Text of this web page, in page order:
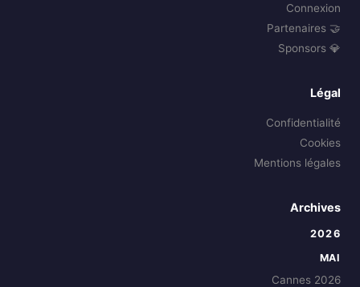
Connexion
🤝 Partenaires
💎 Sponsors
Légal
Confidentialité
Cookies
Mentions légales
Archives
2026
MAI
Cannes 2026